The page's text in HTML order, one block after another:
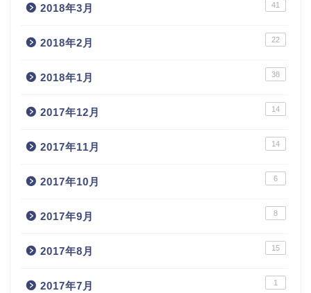
2018年3月 41
2018年2月 22
2018年1月 38
2017年12月 14
2017年11月 14
2017年10月 6
2017年9月 8
2017年8月 15
2017年7月 1